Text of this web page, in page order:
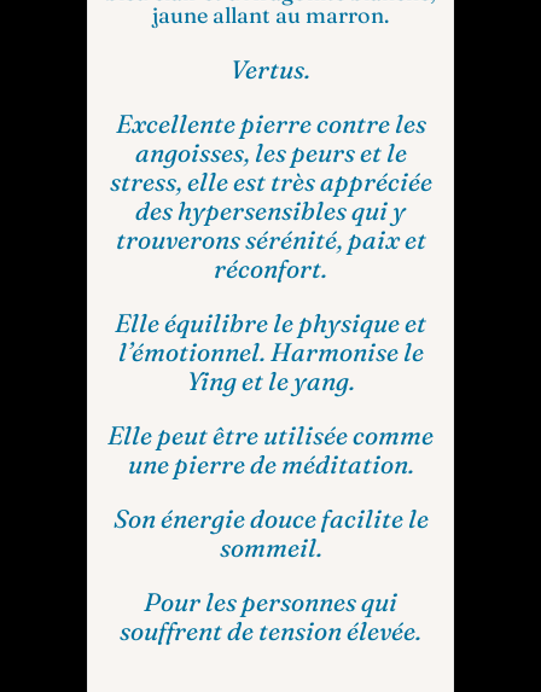
jaune allant au marron.
Vertus.
Excellente pierre contre les
angoisses, les peurs et le
stress, elle est très appréciée
des hypersensibles qui y
trouverons sérénité, paix et
réconfort.
Elle équilibre le physique et
l’émotionnel. Harmonise le
Ying et le yang.
Elle peut être utilisée comme
une pierre de méditation.
Son énergie douce facilite le
sommeil.
Pour les personnes qui
souffrent de tension élevée.